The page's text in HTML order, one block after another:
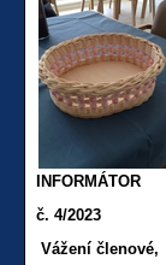
INFORMÁTOR
č. 4/2023
Vážení členové,